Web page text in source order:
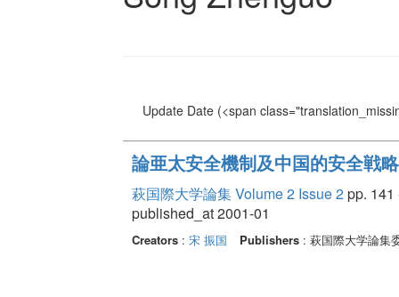
Update Date(<span
論亜太安全機制及中国的安全戦略
萩国際大学論集 Volume 2 Issue 2pp. 141
published_at 2001-01
Creators: 宋 振国 Publishers: 萩国際大学論集